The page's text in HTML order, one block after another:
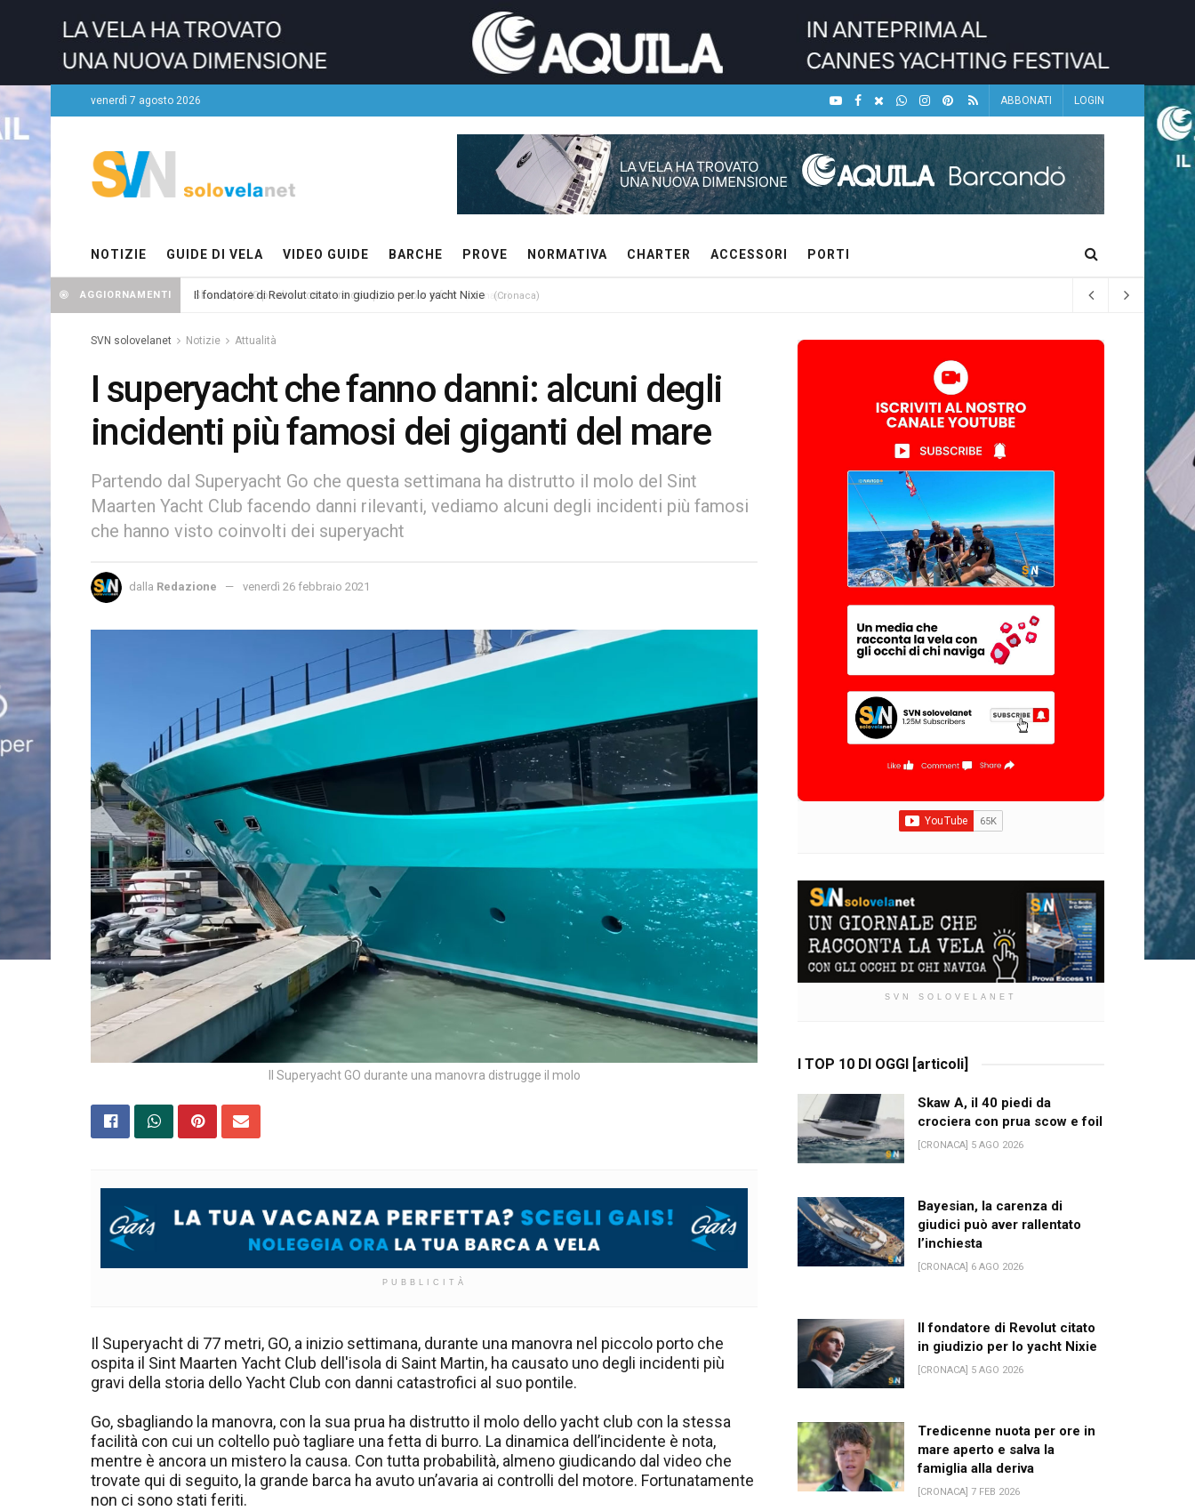
venerdì 7 agosto 2026 ABBONATI LOGIN
NOTIZIE GUIDE DI VELA VIDEO GUIDE BARCHE PROVE NORMATIVA CHARTER ACCESSORI PORTI
AGGIORNAMENTI Il fondatore di Revolut citato in giudizio per lo yacht Nixie (Cronaca)
SVN solovelanet Notizie Attualità
I superyacht che fanno danni: alcuni degli
incidenti più famosi dei giganti del mare
Partendo dal Superyacht Go che questa settimana ha distrutto il molo del Sint
Maarten Yacht Club facendo danni rilevanti, vediamo alcuni degli incidenti più famosi
che hanno visto coinvolti dei superyacht
dalla Redazione venerdì 26 febbraio 2021
Il Superyacht GO durante una manovra distrugge il molo
PUBBLICITÀ
Il Superyacht di 77 metri, GO, a inizio settimana, durante una manovra nel piccolo porto che
ospita il Sint Maarten Yacht Club dell'isola di Saint Martin, ha causato uno degli incidenti più
gravi della storia dello Yacht Club con danni catastrofici al suo pontile.
Go, sbagliando la manovra, con la sua prua ha distrutto il molo dello yacht club con la stessa
facilità con cui un coltello può tagliare una fetta di burro. La dinamica dell’incidente è nota,
mentre è ancora un mistero la causa. Con tutta probabilità, almeno giudicando dal video che
trovate qui di seguito, la grande barca ha avuto un’avaria ai controlli del motore. Fortunatamente
non ci sono stati feriti.
SVN SOLOVELANET
I TOP 10 DI OGGI [articoli]
Skaw A, il 40 piedi da
crociera con prua scow e foil
[CRONACA] 5 AGO 2026
Bayesian, la carenza di
giudici può aver rallentato
l’inchiesta
[CRONACA] 6 AGO 2026
Il fondatore di Revolut citato
in giudizio per lo yacht Nixie
[CRONACA] 5 AGO 2026
Tredicenne nuota per ore in
mare aperto e salva la
famiglia alla deriva
[CRONACA] 7 FEB 2026